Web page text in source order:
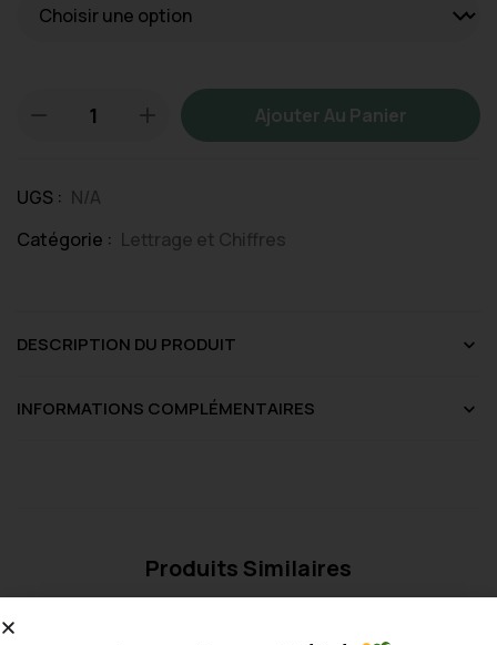
Ajouter Au Panier
UGS : N/A
Catégorie : Lettrage et Chiffres
DESCRIPTION DU PRODUIT
INFORMATIONS COMPLÉMENTAIRES
Produits Similaires